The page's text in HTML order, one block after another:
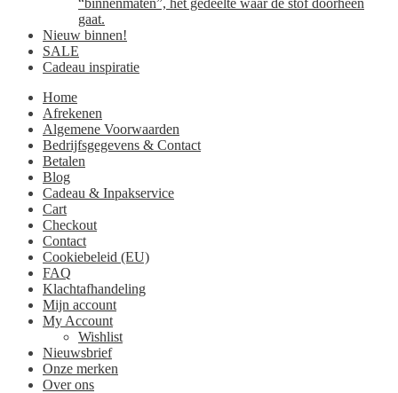
“binnenmaten”, het gedeelte waar de stof doorheen
gaat.
Nieuw binnen!
SALE
Cadeau inspiratie
Home
Afrekenen
Algemene Voorwaarden
Bedrijfsgegevens & Contact
Betalen
Blog
Cadeau & Inpakservice
Cart
Checkout
Contact
Cookiebeleid (EU)
FAQ
Klachtafhandeling
Mijn account
My Account
Wishlist
Nieuwsbrief
Onze merken
Over ons